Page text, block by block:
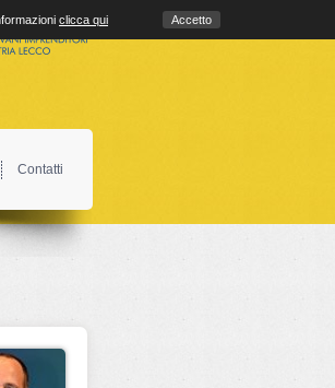
Contatti
clicca qui Accetto